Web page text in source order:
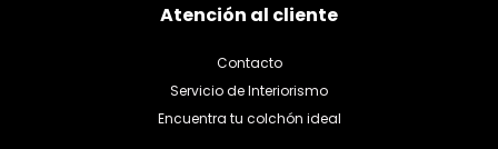
Atención al cliente
Contacto
Servicio de Interiorismo
Encuentra tu colchón ideal